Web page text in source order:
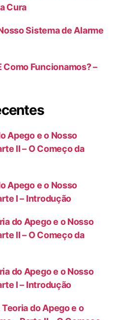
Cura
Sistema de Alarme
Como Funcionamos? –
Apego e o Nosso
II – O Começo da
Apego e o Nosso
I – Introdução
do Apego e o Nosso
II – O Começo da
do Apego e o Nosso
I – Introdução
Teoria do Apego e o